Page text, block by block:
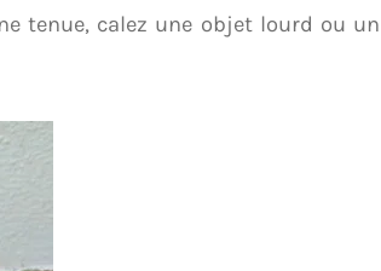
tenue, calez une objet lourd ou un